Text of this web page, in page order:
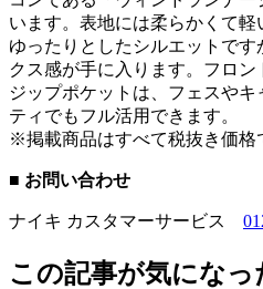
います。表地には柔らかくて軽
ゆったりとしたシルエットで
クス感が手に入ります。フロ
ジップポケットは、フェスや
ティでもフル活用できます。
※掲載商品はすべて税抜き価格
■ お問い合わせ
ナイキ カスタマーサービス
この記事が気にな